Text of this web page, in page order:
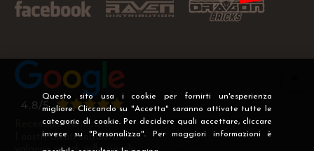
Questo sito usa i cookie per fornirti un'esperienza
migliore. Cliccando su "Accetta" saranno attivate tutte le
categorie di cookie. Per decidere quali accettare, cliccare
invece su "Personalizza". Per maggiori informazioni è
Recensioni Verificate
I nostri clienti soddisfatti